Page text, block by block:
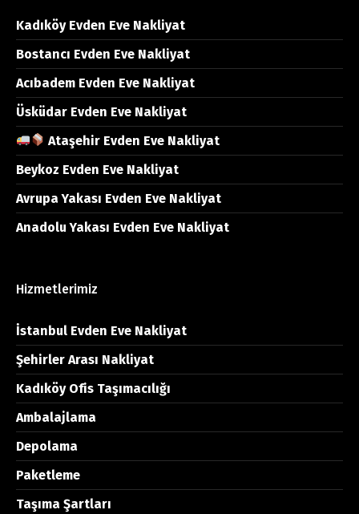
Kadıköy Evden Eve Nakliyat
Bostancı Evden Eve Nakliyat
Acıbadem Evden Eve Nakliyat
Üsküdar Evden Eve Nakliyat
Ataşehir Evden Eve Nakliyat
Beykoz Evden Eve Nakliyat
Avrupa Yakası Evden Eve Nakliyat
Anadolu Yakası Evden Eve Nakliyat
Hizmetlerimiz
İstanbul Evden Eve Nakliyat
Şehirler Arası Nakliyat
Kadıköy Ofis Taşımacılığı
Ambalajlama
Depolama
Paketleme
Taşıma Şartları